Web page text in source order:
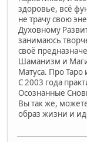
здоровье, всё
не трачу свою
Духовному
занимаюсь
своё
Шаманизм и
Матуса. Про
С 2003 года
Осознанные
Вы так же,
образ жизни и